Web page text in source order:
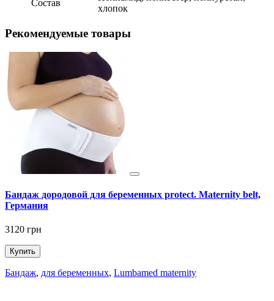
Состав
хлопок
Рекомендуемые товары
Бандаж дородовой для беременных protect. Maternity belt,
Германия
3120 грн
Купить
Бандаж, для беременных, Lumbamed maternity